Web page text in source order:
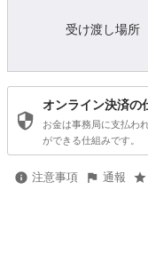
受け渡し場所
オンライン決済の
お金は事務局に支払わ
ができる仕組みです。
注意事項 通報